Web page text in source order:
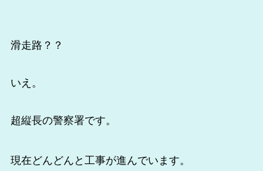
滑走路？？
いえ。
超縦長の警察署です。
現在どんどんと工事が進んでいます。